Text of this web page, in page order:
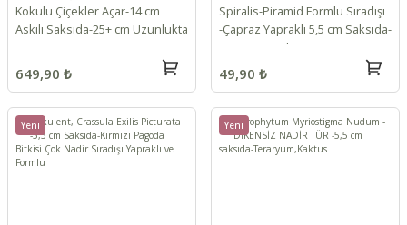
Kokulu Çiçekler Açar-14 cm
Askılı Saksıda-25+ cm Uzunlukta
649,90 ₺
Spiralis-Piramid Formlu Sıradışı
-Çapraz Yapraklı 5,5 cm Saksıda-
Teraryum,Kaktüs
49,90 ₺
Yeni Yeni